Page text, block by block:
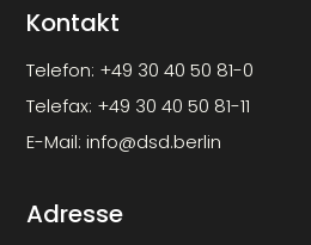
Kontakt
Telefon: +49 30 40 50 81-0
Telefax: +49 30 40 50 81-11
E-Mail:info@dsd.berlin
Adresse